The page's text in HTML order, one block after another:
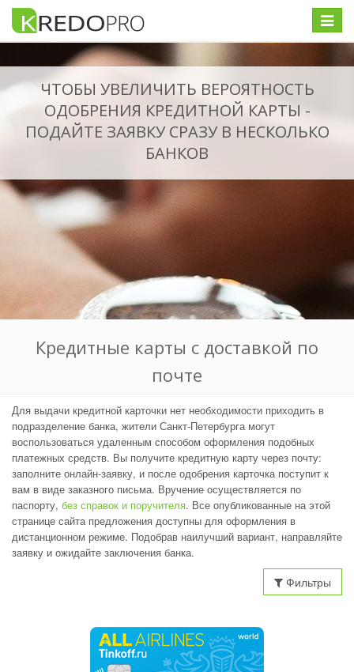
Меню
ЧТОБЫ УВЕЛИЧИТЬ ВЕРОЯТНОСТЬ
ОДОБРЕНИЯ КРЕДИТНОЙ КАРТЫ -
ПОДАЙТЕ ЗАЯВКУ СРАЗУ В НЕСКОЛЬКО
БАНКОВ
Кредитные карты с доставкой по
почте
Для выдачи кредитной карточки нет необходимости приходить в
подразделение банка, жители Санкт-Петербурга могут
воспользоваться удаленным способом оформления подобных
платежных средств. Вы получите кредитную карту через почту:
заполните онлайн-заявку, и после одобрения карточка поступит к
вам в виде заказного письма. Вручение осуществляется по
паспорту, без справок и поручителя. Все опубликованные на этой
странице сайта предложения доступны для оформления в
дистанционном режиме. Подобрав наилучший вариант, направляйте
заявку и ожидайте заключения банка.
Фильтры